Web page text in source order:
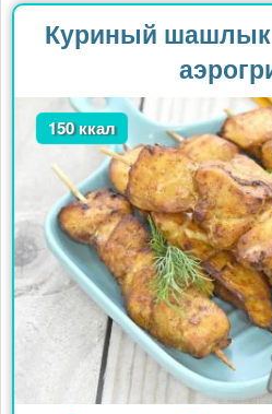
Куриный шашлык
150 ккал